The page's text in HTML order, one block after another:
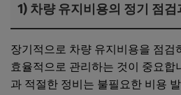
1) 차량 유지비용의 정기 점
장기적으로 차량 유지비용을 점검
효율적으로 관리하는 것이 중요합
과 적절한 정비는 불필요한 비용